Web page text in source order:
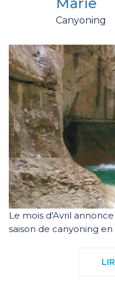
Canyoning
Le mois d'Avril
saison de canyoning en